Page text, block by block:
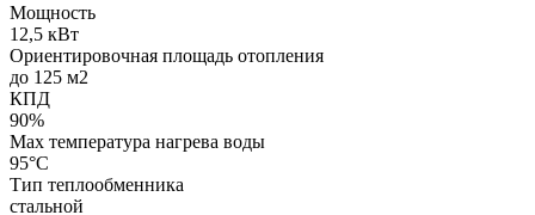
Мощность
12,5 кВт
Ориентировочная площадь отопления
до 125 м2
КПД
90%
Max температура нагрева воды
95°С
Тип теплообменника
стальной